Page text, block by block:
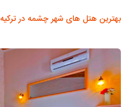
بهترین هتل های شهر چشمه در ترکیه